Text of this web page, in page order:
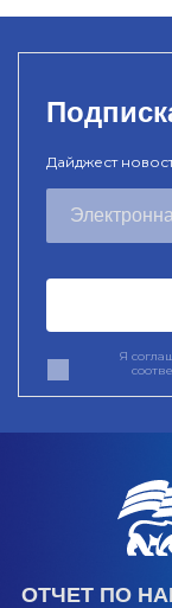
Дайджест
Я
ОТЧЕТ ПО